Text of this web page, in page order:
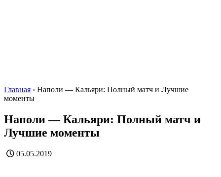
Главная › Наполи — Кальяри: Полный матч и Лучшие
моменты
Наполи — Кальяри: Полный матч и
Лучшие моменты
05.05.2019